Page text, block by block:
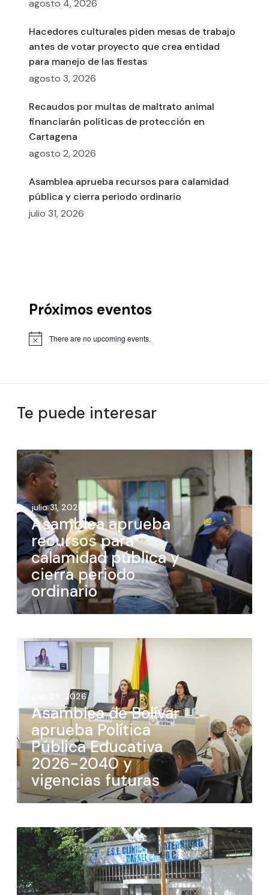
agosto 4, 2026
Hacedores culturales piden mesas de trabajo
antes de votar proyecto que crea entidad
para manejo de las fiestas
agosto 3, 2026
Recaudos por multas de maltrato animal
financiarán políticas de protección en
Cartagena
agosto 2, 2026
Asamblea aprueba recursos para calamidad
pública y cierra periodo ordinario
julio 31, 2026
Próximos eventos
There are no upcoming events.
Te puede interesar
julio 31, 2026
Asamblea aprueba
recursos para
calamidad pública y
cierra periodo
ordinario
julio 28, 2026
Asamblea de Bolívar
aprueba Política
Pública Educativa
2026-2040 y
vigencias futuras